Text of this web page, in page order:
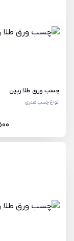
چسب ورق طلا رپین
انواع چسب هنری